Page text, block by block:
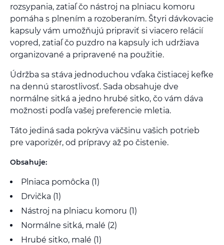
rozsypania, zatiaľ čo nástroj na plniacu komoru
pomáha s plnením a rozoberaním. Štyri dávkovacie
kapsuly vám umožňujú pripraviť si viacero relácií
vopred, zatiaľ čo puzdro na kapsuly ich udržiava
organizované a pripravené na použitie.
Údržba sa stáva jednoduchou vďaka čistiacej kefke
na dennú starostlivosť. Sada obsahuje dve
normálne sitká a jedno hrubé sitko, čo vám dáva
možnosti podľa vašej preferencie mletia.
Táto jediná sada pokrýva väčšinu vašich potrieb
pre vaporizér, od prípravy až po čistenie.
Obsahuje:
Plniaca pomôcka (1)
Drvička (1)
Nástroj na plniacu komoru (1)
Normálne sitká, malé (2)
Hrubé sitko, malé (1)